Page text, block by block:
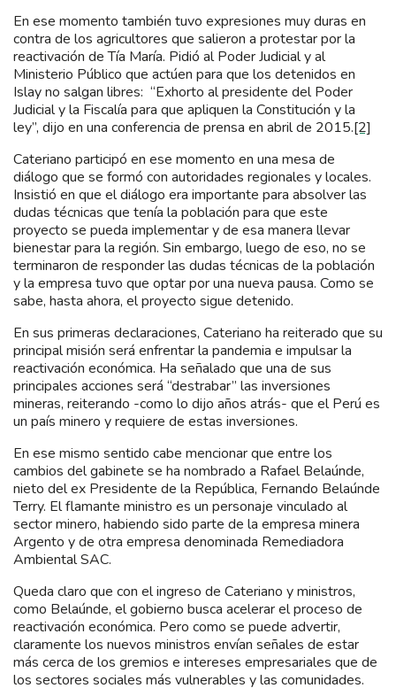
En ese momento también tuvo expresiones muy duras en
contra de los agricultores que salieron a protestar por la
reactivación de Tía María. Pidió al Poder Judicial y al
Ministerio Público que actúen para que los detenidos en
Islay no salgan libres: “Exhorto al presidente del Poder
Judicial y la Fiscalía para que apliquen la Constitución y la
ley”, dijo en una conferencia de prensa en abril de 2015.[2]
Cateriano participó en ese momento en una mesa de
diálogo que se formó con autoridades regionales y locales.
Insistió en que el diálogo era importante para absolver las
dudas técnicas que tenía la población para que este
proyecto se pueda implementar y de esa manera llevar
bienestar para la región. Sin embargo, luego de eso, no se
terminaron de responder las dudas técnicas de la población
y la empresa tuvo que optar por una nueva pausa. Como se
sabe, hasta ahora, el proyecto sigue detenido.
En sus primeras declaraciones, Cateriano ha reiterado que su
principal misión será enfrentar la pandemia e impulsar la
reactivación económica. Ha señalado que una de sus
principales acciones será “destrabar” las inversiones
mineras, reiterando -como lo dijo años atrás- que el Perú es
un país minero y requiere de estas inversiones.
En ese mismo sentido cabe mencionar que entre los
cambios del gabinete se ha nombrado a Rafael Belaúnde,
nieto del ex Presidente de la República, Fernando Belaúnde
Terry. El flamante ministro es un personaje vinculado al
sector minero, habiendo sido parte de la empresa minera
Argento y de otra empresa denominada Remediadora
Ambiental SAC.
Queda claro que con el ingreso de Cateriano y ministros,
como Belaúnde, el gobierno busca acelerar el proceso de
reactivación económica. Pero como se puede advertir,
claramente los nuevos ministros envían señales de estar
más cerca de los gremios e intereses empresariales que de
los sectores sociales más vulnerables y las comunidades.